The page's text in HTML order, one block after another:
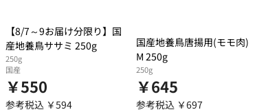
【8/7～9お届け分限り】国
産地養鳥ササミ 250g
250g
国産
￥550
参考税込 ￥594
国産地養鳥唐揚用(モモ肉)
M 250g
250g
￥645
参考税込 ￥697